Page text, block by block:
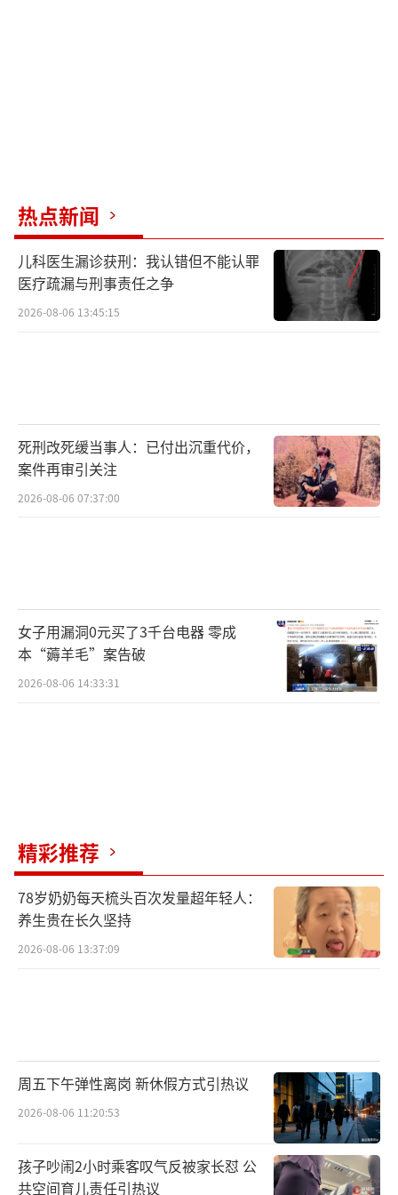
热点新闻
儿科医生漏诊获刑：我认错但不能认罪
医疗疏漏与刑事责任之争
2026-08-06 13:45:15
死刑改死缓当事人：已付出沉重代价，
案件再审引关注
2026-08-06 07:37:00
女子用漏洞0元买了3千台电器 零成
本“薅羊毛”案告破
2026-08-06 14:33:31
精彩推荐
78岁奶奶每天梳头百次发量超年轻人：
养生贵在长久坚持
2026-08-06 13:37:09
周五下午弹性离岗 新休假方式引热议
2026-08-06 11:20:53
孩子吵闹2小时乘客叹气反被家长怼 公
共空间育儿责任引热议